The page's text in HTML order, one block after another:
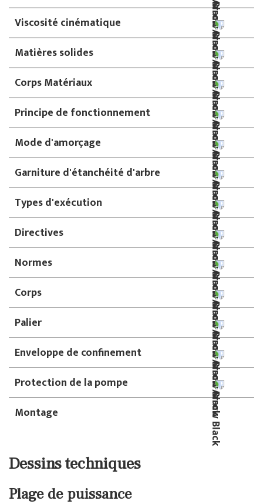
Viscosité cinématique
Matières solides
Corps Matériaux
Principe de fonctionnement
Mode d'amorçage
Garniture d'étanchéité d'arbre
Types d'exécution
Directives
Normes
Corps
Palier
Enveloppe de confinement
Protection de la pompe
Montage
Dessins techniques
Plage de puissance